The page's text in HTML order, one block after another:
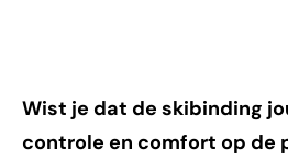
Wist je dat de skibinding
controle en comfort op de